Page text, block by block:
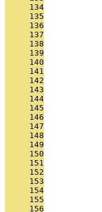
     134
     135
     136
     137
     138
     139
     140
     141
     142
     143
     144
     145
     146
     147
     148
     149
     150
     151
     152
     153
     154
     155
     156